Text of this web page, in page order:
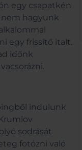
egy csapatkén
hagyunk
egy frissítő italt.
időnk
indulunk
sodrását
fotózni való